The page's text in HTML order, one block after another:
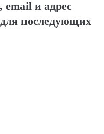
и адрес
для последующих